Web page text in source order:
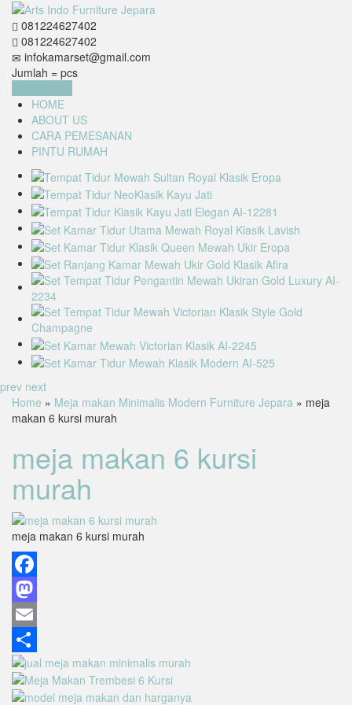
081224627402
081224627402
infokamarset@gmail.com
Jumlah = pcs
HOME
ABOUT US
CARA PEMESANAN
PINTU RUMAH
prev next
Home » Meja makan Minimalis Modern Furniture Jepara » meja
makan 6 kursi murah
meja makan 6 kursi
murah
meja makan 6 kursi murah
Facebook
Mastodon
Email
Share